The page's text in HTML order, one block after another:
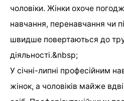
чоловіки. Жінки охоче
навчання, перенавчання чи
швидше повертаються до
діяльності.&nbsp;
У січні-липні професійним
жінок, а чоловіків майже